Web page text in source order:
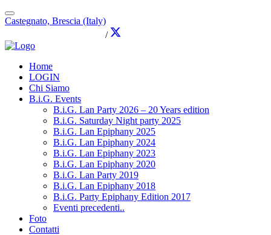
Castegnato, Brescia (Italy)
/
Home
LOGIN
Chi Siamo
B.i.G. Events
B.i.G. Lan Party 2026 – 20 Years edition
B.i.G. Saturday Night party 2025
B.i.G. Lan Epiphany 2025
B.i.G. Lan Epiphany 2024
B.i.G. Lan Epiphany 2023
B.i.G. Lan Epiphany 2020
B.i.G. Lan Party 2019
B.i.G. Lan Epiphany 2018
B.i.G. Party Epiphany Edition 2017
Eventi precedenti..
Foto
Contatti